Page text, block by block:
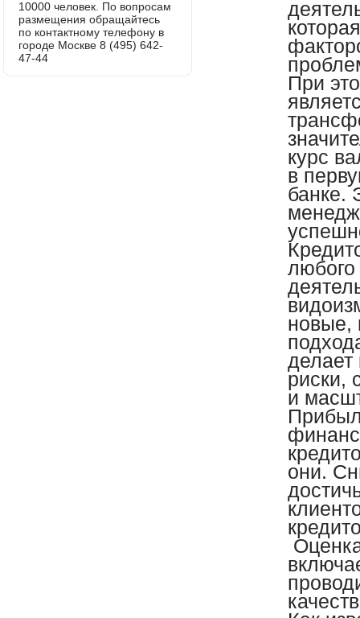
При
курс
в
банке.
любого
новые,
делает
риски,
и
они.
10000 человек. По вопросам
размещения обращайтесь
по контактному телефону в
городе Москве 8 (495) 642-
47-44